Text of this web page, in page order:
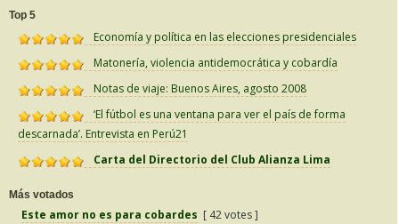
Top 5
Economía y política en las elecciones presidenciales
Matonería, violencia antidemocrática y cobardía
Notas de viaje: Buenos Aires, agosto 2008
‘El fútbol es una ventana para ver el país de forma
descarnada’. Entrevista en Perú21
Carta del Directorio del Club Alianza Lima
Más votados
Este amor no es para cobardes [ 42 votes ]